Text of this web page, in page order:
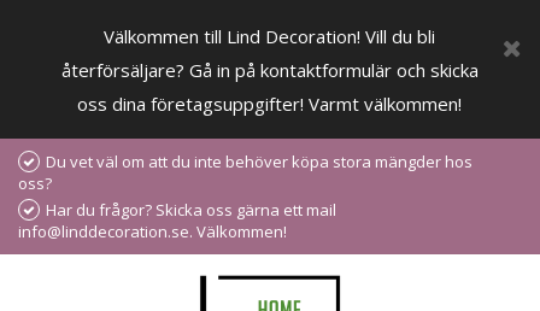
Välkommen till Lind Decoration! Vill du bli
återförsäljare? Gå in på kontaktformulär och skicka
oss dina företagsuppgifter! Varmt välkommen!
Du vet väl om att du inte behöver köpa stora mängder hos
oss?
Har du frågor? Skicka oss gärna ett mail
info@linddecoration.se. Välkommen!